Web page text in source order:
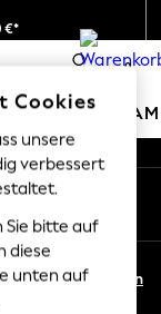
€*
0
BABY
En
Cookies
unsere
verbessert
Sie bitte auf
diese
unten auf